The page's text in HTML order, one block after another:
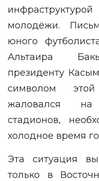
молодёжи.
юного
Альтаира
президенту
символом
жаловался на
стадионов,
холодное время
Эта ситуация
только в